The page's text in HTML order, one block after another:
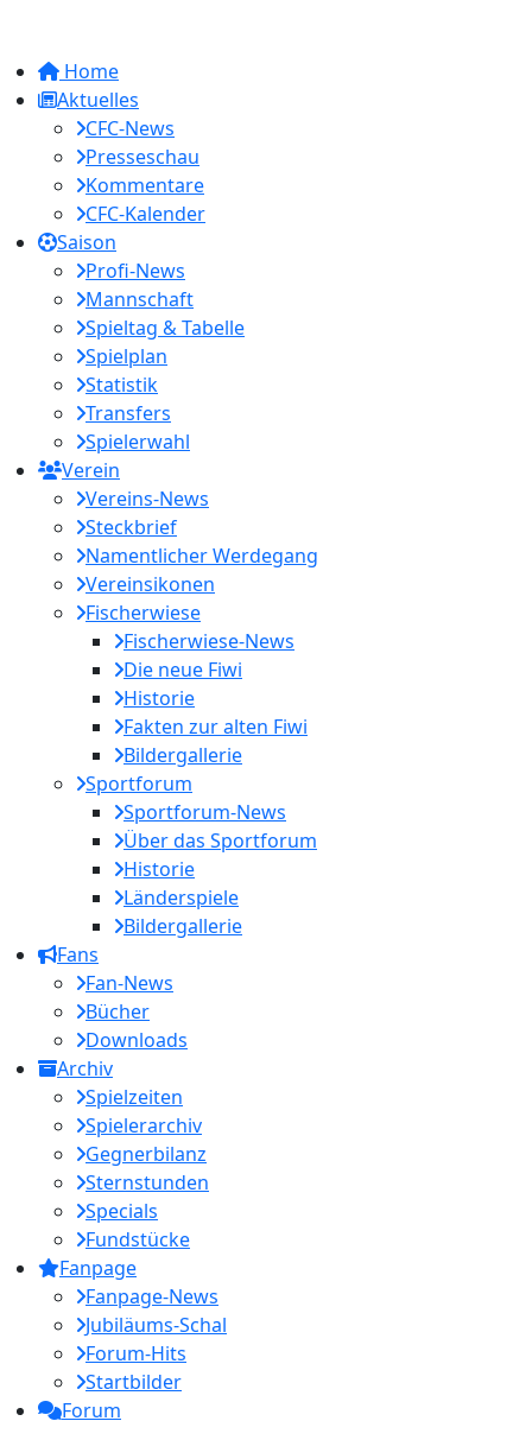
Home
Aktuelles
CFC-News
Presseschau
Kommentare
CFC-Kalender
Saison
Profi-News
Mannschaft
Spieltag & Tabelle
Spielplan
Statistik
Transfers
Spielerwahl
Verein
Vereins-News
Steckbrief
Namentlicher Werdegang
Vereinsikonen
Fischerwiese
Fischerwiese-News
Die neue Fiwi
Historie
Fakten zur alten Fiwi
Bildergallerie
Sportforum
Sportforum-News
Über das Sportforum
Historie
Länderspiele
Bildergallerie
Fans
Fan-News
Bücher
Downloads
Archiv
Spielzeiten
Spielerarchiv
Gegnerbilanz
Sternstunden
Specials
Fundstücke
Fanpage
Fanpage-News
Jubiläums-Schal
Forum-Hits
Startbilder
Forum